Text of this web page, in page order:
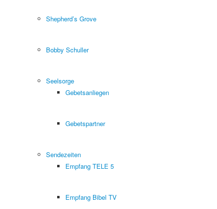
Shepherd’s Grove
Bobby Schuller
Seelsorge
Gebetsanliegen
Gebetspartner
Sendezeiten
Empfang TELE 5
Empfang Bibel TV